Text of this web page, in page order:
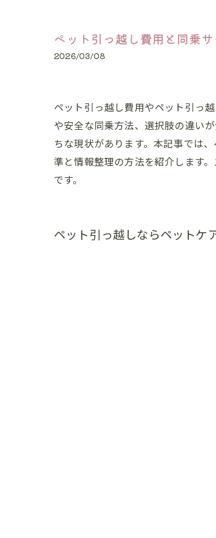
ペット引っ越し費用と同乗
2026/03/08
ペット引っ越し費用やペット引っ
や安全な同乗方法、選択肢の違い
ちな現状があります。本記事では
準と情報整理の方法を紹介します
です。
ペット引っ越しならペットケ